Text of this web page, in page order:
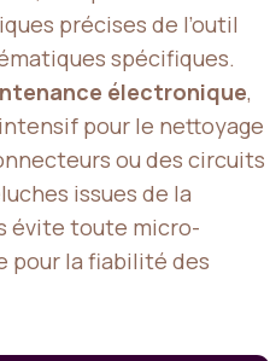
précises de l’outil
spécifiques.
électronique,
pour le nettoyage
ou des circuits
issues de la
évite toute micro-
pour la fiabilité des